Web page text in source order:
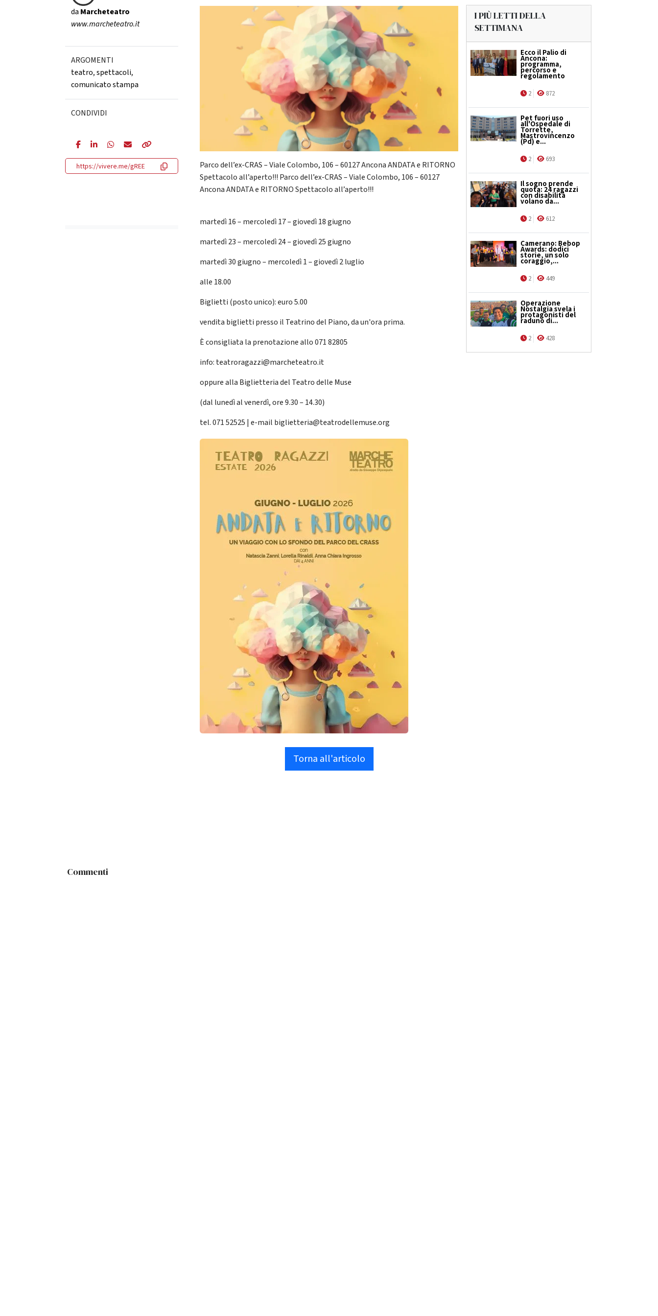
da Marcheteatro
www.marcheteatro.it
ARGOMENTI
teatro,spettacoli,
comunicato stampa
CONDIVIDI
https://vivere.me/gREE
Parco dell’ex-CRAS – Viale Colombo, 106 – 60127 Ancona ANDATA e RITORNO
Spettacolo all’aperto!!! Parco dell’ex-CRAS – Viale Colombo, 106 – 60127
Ancona ANDATA e RITORNO Spettacolo all’aperto!!!
martedì 16 – mercoledì 17 – giovedì 18 giugno
martedì 23 – mercoledì 24 – giovedì 25 giugno
martedì 30 giugno – mercoledì 1 – giovedì 2 luglio
alle 18.00
Biglietti (posto unico): euro 5.00
vendita biglietti presso il Teatrino del Piano, da un'ora prima.
È consigliata la prenotazione allo 071 82805
info: teatroragazzi@marcheteatro.it
oppure alla Biglietteria del Teatro delle Muse
(dal lunedì al venerdì, ore 9.30 – 14.30)
tel. 071 52525 | e-mail biglietteria@teatrodellemuse.org
Torna all'articolo
I PIÙ LETTI DELLA
SETTIMANA
Ecco il Palio di
Ancona:
programma,
percorso e
regolamento
2 872
Pet fuori uso
all'Ospedale di
Torrette,
Mastrovincenzo
(Pd) e...
2 693
Il sogno prende
quota: 24 ragazzi
con disabilità
volano da...
2 612
Camerano: Bebop
Awards: dodici
storie, un solo
coraggio,...
2 449
Operazione
Nostalgia svela i
protagonisti del
raduno di...
2 428
Commenti